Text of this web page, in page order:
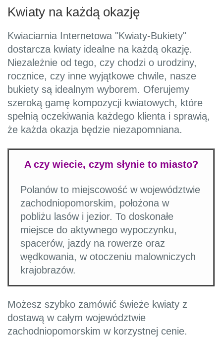
Kwiaty na każdą okazję
Kwiaciarnia Internetowa "Kwiaty-Bukiety"
dostarcza kwiaty idealne na każdą okazję.
Niezależnie od tego, czy chodzi o urodziny,
rocznice, czy inne wyjątkowe chwile, nasze
bukiety są idealnym wyborem. Oferujemy
szeroką gamę kompozycji kwiatowych, które
spełnią oczekiwania każdego klienta i sprawią,
że każda okazja będzie niezapomniana.
A czy wiecie, czym słynie to miasto?
Polanów to miejscowość w województwie
zachodniopomorskim, położona w
pobliżu lasów i jezior. To doskonałe
miejsce do aktywnego wypoczynku,
spacerów, jazdy na rowerze oraz
wędkowania, w otoczeniu malowniczych
krajobrazów.
Możesz szybko zamówić świeże kwiaty z
dostawą w całym województwie
zachodniopomorskim w korzystnej cenie.